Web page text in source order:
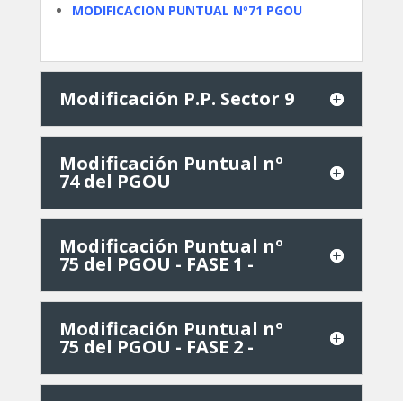
MODIFICACION PUNTUAL Nº71 PGOU
Modificación P.P. Sector 9
Modificación Puntual nº
74 del PGOU
Modificación Puntual nº
75 del PGOU - FASE 1 -
Modificación Puntual nº
75 del PGOU - FASE 2 -